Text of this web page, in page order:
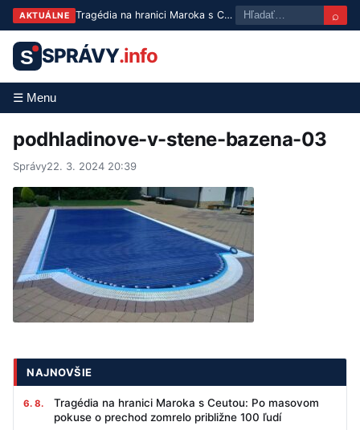
AKTUÁLNE Tragédia na hranici Maroka s Ceutou: Po masovom pokuse o prechod zomrelo približne 100 ľudí ⌕
S SPRÁVY.info
☰ Menu
podhladinove-v-stene-bazena-03
Správy22. 3. 2024 20:39
NAJNOVŠIE
6. 8.
Tragédia na hranici Maroka s Ceutou: Po masovom
pokuse o prechod zomrelo približne 100 ľudí